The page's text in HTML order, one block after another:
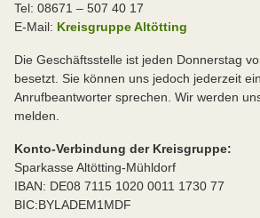
Tel: 08671 – 507 40 17
E-Mail: Kreisgruppe Altötting
Die Geschäftsstelle ist jeden Donnerstag
besetzt. Sie können uns jedoch jederzeit
Anrufbeantworter sprechen. Wir werden
melden.
Konto-Verbindung der Kreisgruppe:
Sparkasse Altötting-Mühldorf
IBAN: DE08 7115 1020 0011 1730 77
BIC:BYLADEM1MDF